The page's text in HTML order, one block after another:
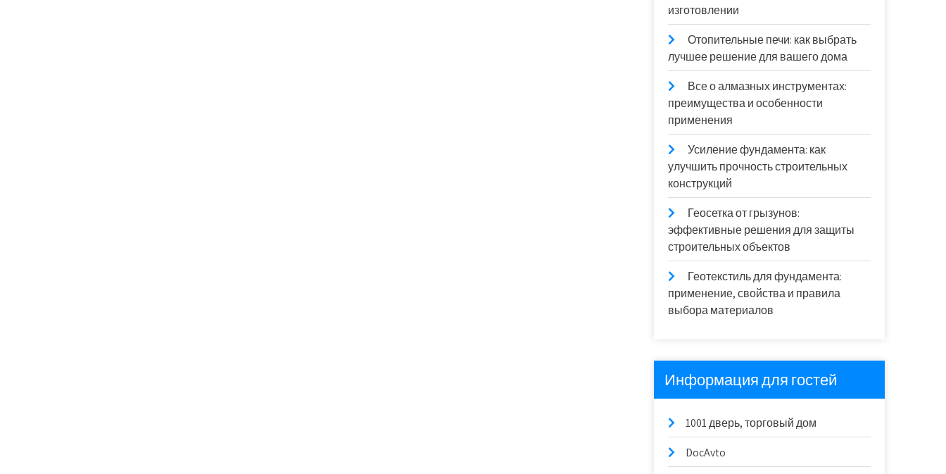
изготовлении
Отопительные печи: как выбрать
лучшее решение для вашего дома
Все о алмазных инструментах:
преимущества и особенности
применения
Усиление фундамента: как
улучшить прочность строительных
конструкций
Геосетка от грызунов:
эффективные решения для защиты
строительных объектов
Геотекстиль для фундамента:
применение, свойства и правила
выбора материалов
Информация для гостей
1001 дверь, торговый дом
DocAvto